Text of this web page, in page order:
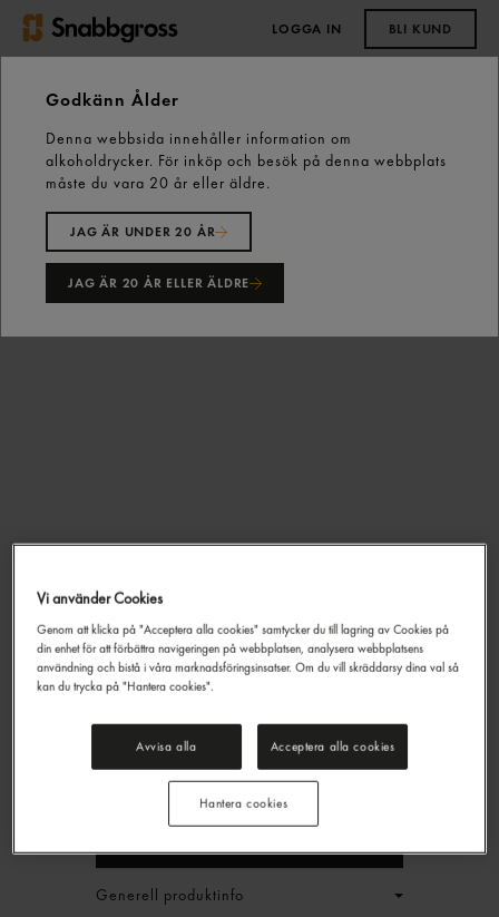
LOGGA IN BLI KUND
Start Vårt sortiment Dryck
Öl
Starköl över 4,2%
Mariestads Export Lager
5,3% Starköl
Mariestads50cl
262,50 kr/låda
Jmf.pris : 35,00 kr /l + pant
EAN:
7310403003984
Generell produktinfo
Vi använder Cookies
Genom att klicka på "Acceptera alla cookies" samtycker du till lagring av Cookies på
din enhet för att förbättra navigeringen på webbplatsen, analysera webbplatsens
användning och bistå i våra marknadsföringsinsatser. Om du vill skräddarsy dina val så
kan du trycka på "Hantera cookies".
Avvisa alla Acceptera alla cookies
Hantera cookies
Godkänn Ålder
Denna webbsida innehåller information om
alkoholdrycker. För inköp och besök på denna webbplats
måste du vara 20 år eller äldre.
JAG ÄR UNDER 20 ÅR
JAG ÄR 20 ÅR ELLER ÄLDRE